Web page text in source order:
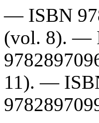
— ISBN
(vol. 8). —
11). —